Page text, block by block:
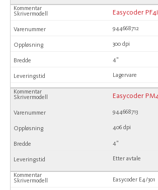
Easycoder
944668712
300 dpi
4"
Lagervare
Easycoder
944668713
406 dpi
4"
Etter avtale
Easycoder E4/301